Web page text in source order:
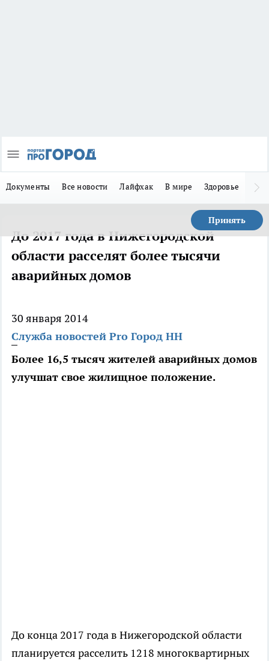
Документы Все новости Лайфхак В мире Здоровье
Принять
До 2017 года в Нижегородской
области расселят более тысячи
аварийных домов
30 января 2014
Служба новостей Pro Город НН
Более 16,5 тысяч жителей аварийных домов
улучшат свое жилищное положение.
До конца 2017 года в Нижегородской области
планируется расселить 1218 многоквартирных